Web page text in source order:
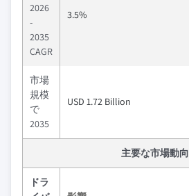
2026
-
2035
CAGR
3.5%
市場
規模
で
2035
USD 1.72 Billion
主要な市場動向
ドラ